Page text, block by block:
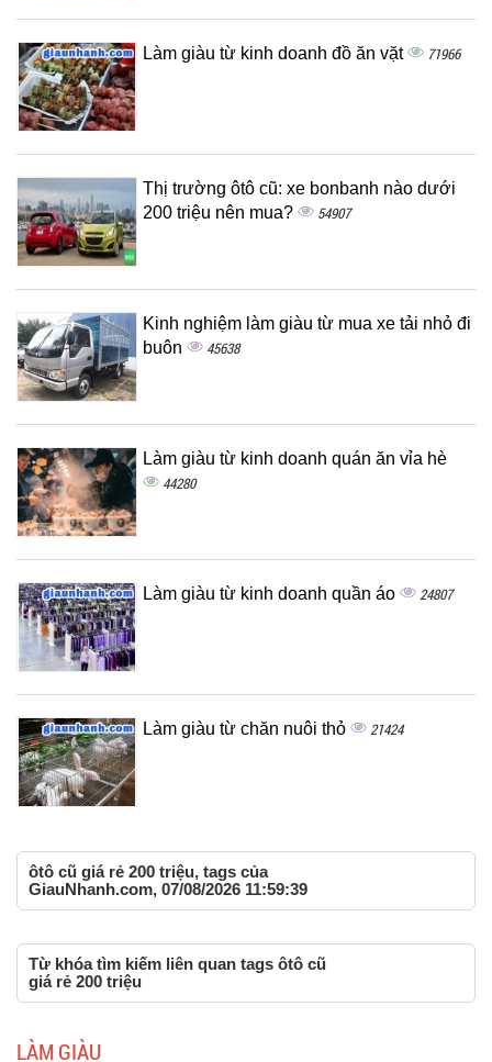
Làm giàu từ kinh doanh đồ ăn vặt 71966
Thị trường ôtô cũ: xe bonbanh nào dưới
200 triệu nên mua?
54907
Kinh nghiệm làm giàu từ mua xe tải nhỏ đi
buôn
45638
Làm giàu từ kinh doanh quán ăn vỉa hè
44280
Làm giàu từ kinh doanh quần áo 24807
Làm giàu từ chăn nuôi thỏ 21424
ôtô cũ giá rẻ 200 triệu, tags của
GiauNhanh.com, 07/08/2026 11:59:39
Từ khóa tìm kiếm liên quan tags ôtô cũ
giá rẻ 200 triệu
LÀM GIÀU